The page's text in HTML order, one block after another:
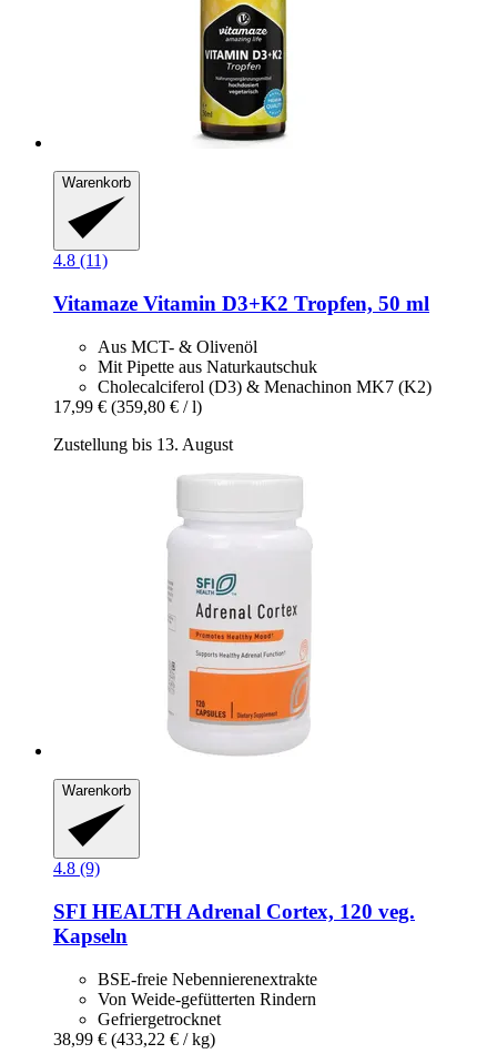
Warenkorb
4.8 (11)
Vitamaze Vitamin D3+K2 Tropfen, 50 ml
Aus MCT- & Olivenöl
Mit Pipette aus Naturkautschuk
Cholecalciferol (D3) & Menachinon MK7 (K2)
17,99 € (359,80 € / l)
Zustellung bis 13. August
Warenkorb
4.8 (9)
SFI HEALTH Adrenal Cortex, 120 veg.
Kapseln
BSE-freie Nebennierenextrakte
Von Weide-gefütterten Rindern
Gefriergetrocknet
38,99 € (433,22 € / kg)